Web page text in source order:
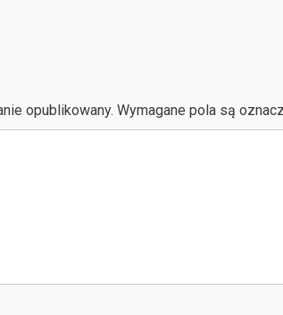
opublikowany. Wymagane pola są